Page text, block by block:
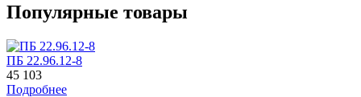
Популярные товары
ПБ 22.96.12-8
45 103
Подробнее